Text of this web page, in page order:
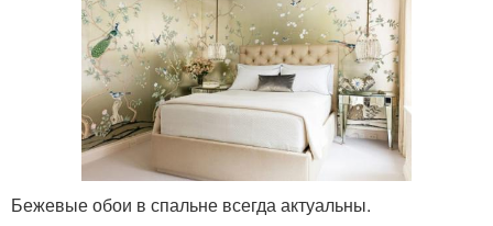
Бежевые обои в спальне всегда актуальны.